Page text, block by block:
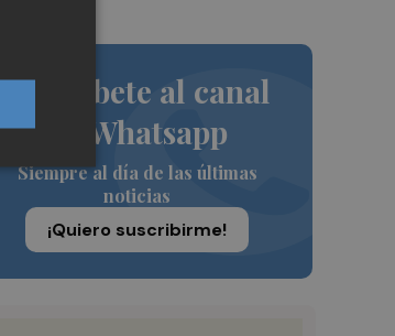
Suscríbete al canal
de Whatsapp
Siempre al día de las últimas
noticias
¡Quiero suscribirme!